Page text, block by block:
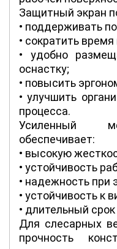
Защитный экран
• поддерживать
• сократить
• удобно
оснастку;
• повысить
• улучшить
процесса.
Усиленный
обеспечивает:
• высокую
• устойчивость
• надежность при
• устойчивость к
• длительный
Для слесарных
прочность